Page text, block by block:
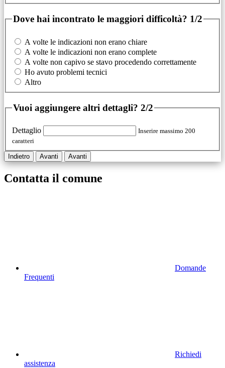
Dove hai incontrato le maggiori difficoltà? 1/2
A volte le indicazioni non erano chiare
A volte le indicazioni non erano complete
A volte non capivo se stavo procedendo correttamente
Ho avuto problemi tecnici
Altro
Vuoi aggiungere altri dettagli? 2/2
Dettaglio
Inserire massimo 200
caratteri
Indietro Avanti Avanti
Contatta il comune
Domande
Frequenti
Richiedi
assistenza